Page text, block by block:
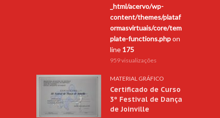
_html/acervo/wp-
content/themes/plataf
ormasvirtuais/core/tem
plate-functions.phpon
line 175
959 visualizações
MATERIAL GRÁFICO
Certificado de Curso
3º Festival de Dança
de Joinville